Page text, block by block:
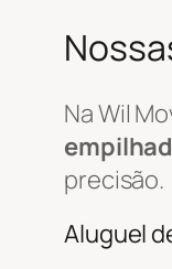
Na Wil
precisão.
Aluguel